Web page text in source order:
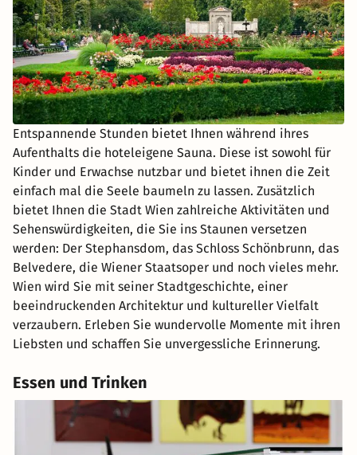
Entspannende Stunden bietet Ihnen während ihres
Aufenthalts die hoteleigene Sauna. Diese ist sowohl für
Kinder und Erwachse nutzbar und bietet ihnen die Zeit
einfach mal die Seele baumeln zu lassen. Zusätzlich
bietet Ihnen die Stadt Wien zahlreiche Aktivitäten und
Sehenswürdigkeiten, die Sie ins Staunen versetzen
werden: Der Stephansdom, das Schloss Schönbrunn, das
Belvedere, die Wiener Staatsoper und noch vieles mehr.
Wien wird Sie mit seiner Stadtgeschichte, einer
beeindruckenden Architektur und kultureller Vielfalt
verzaubern. Erleben Sie wundervolle Momente mit ihren
Liebsten und schaffen Sie unvergessliche Erinnerung.
Essen und Trinken